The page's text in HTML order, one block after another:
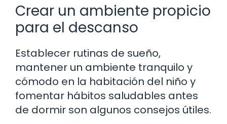
Crear un ambiente propicio
para el descanso
Establecer rutinas de sueño,
mantener un ambiente tranquilo y
cómodo en la habitación del niño y
fomentar hábitos saludables antes
de dormir son algunos consejos útiles.